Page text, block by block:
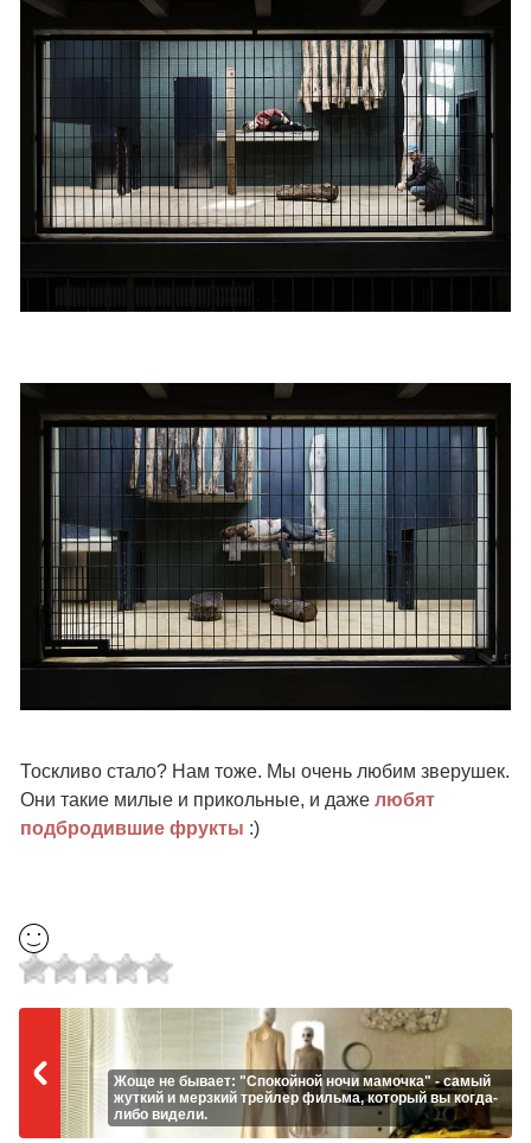
Тоскливо стало? Нам тоже. Мы очень любим зверушек.
Они такие милые и прикольные, и даже любят
подбродившие фрукты :)
Жоще не бывает: "Спокойной ночи мамочка" - самый
жуткий и мерзкий трейлер фильма, который вы когда-
либо видели.